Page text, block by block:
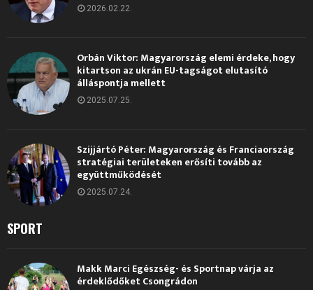
2026.02.22.
Orbán Viktor: Magyarország elemi érdeke, hogy
kitartson az ukrán EU-tagságot elutasító
álláspontja mellett
2025.07.25.
Szijjártó Péter: Magyarország és Franciaország
stratégiai területeken erősíti tovább az
együttműködését
2025.07.24.
SPORT
Makk Marci Egészség- és Sportnap várja az
érdeklődőket Csongrádon